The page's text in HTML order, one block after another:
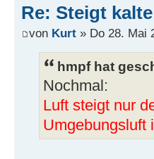
Re: Steigt
von Kurt » Do 28. Mai
hmpf hat
Nochmal:
Luft steigt nur
Umgebungsluft